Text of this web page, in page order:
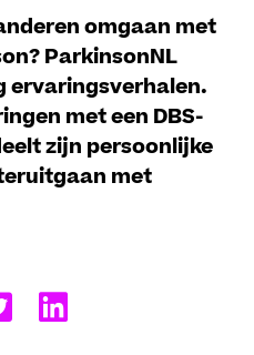
omgaan met
ParkinsonNL
ervaringsverhalen.
met een DBS-
zijn persoonlijke
met